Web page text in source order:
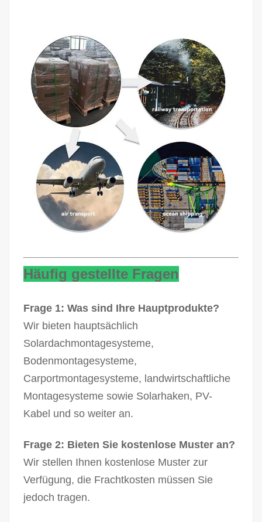
Häufig gestellte Fragen
Frage 1: Was sind Ihre Hauptprodukte?
Wir bieten hauptsächlich
Solardachmontagesysteme,
Bodenmontagesysteme,
Carportmontagesysteme, landwirtschaftliche
Montagesysteme sowie Solarhaken, PV-
Kabel und so weiter an.
Frage 2: Bieten Sie kostenlose Muster an?
Wir stellen Ihnen kostenlose Muster zur
Verfügung, die Frachtkosten müssen Sie
jedoch tragen.